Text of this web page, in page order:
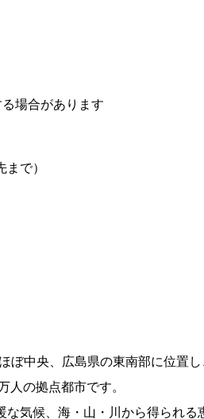
場合があります
で）
ぼ中央、広島県の東南部に位置
の拠点都市です。
気候、海・山・川から得られる